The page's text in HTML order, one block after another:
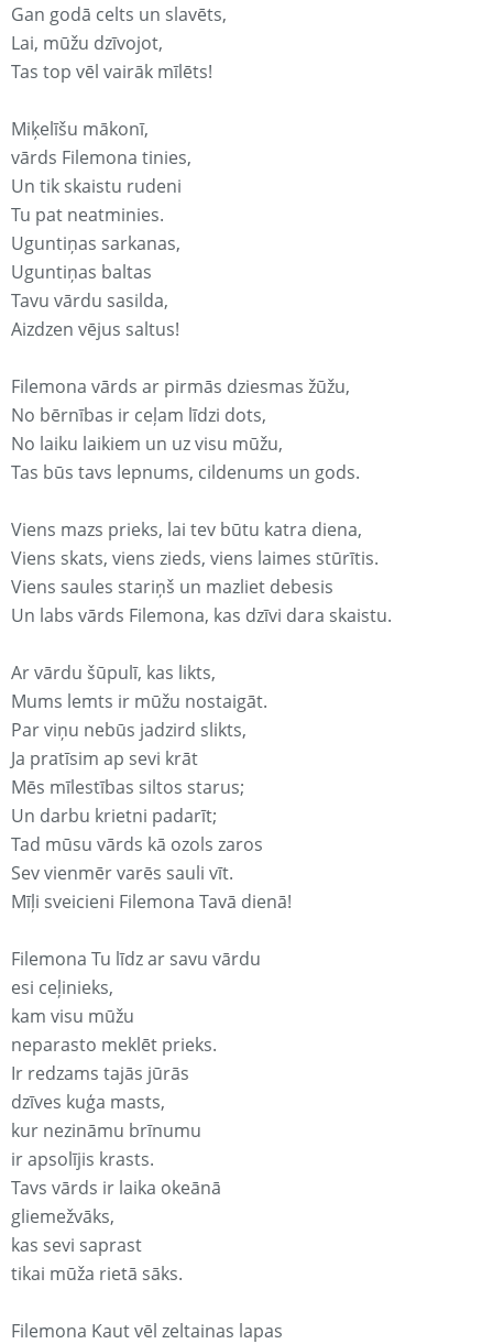
Gan godā celts un slavēts,
Lai, mūžu dzīvojot,
Tas top vēl vairāk mīlēts!
Miķelīšu mākonī,
vārds Filemona tinies,
Un tik skaistu rudeni
Tu pat neatminies.
Uguntiņas sarkanas,
Uguntiņas baltas
Tavu vārdu sasilda,
Aizdzen vējus saltus!
Filemona vārds ar pirmās dziesmas žūžu,
No bērnības ir ceļam līdzi dots,
No laiku laikiem un uz visu mūžu,
Tas būs tavs lepnums, cildenums un gods.
Viens mazs prieks, lai tev būtu katra diena,
Viens skats, viens zieds, viens laimes stūrītis.
Viens saules stariņš un mazliet debesis
Un labs vārds Filemona, kas dzīvi dara skaistu.
Ar vārdu šūpulī, kas likts,
Mums lemts ir mūžu nostaigāt.
Par viņu nebūs jadzird slikts,
Ja pratīsim ap sevi krāt
Mēs mīlestības siltos starus;
Un darbu krietni padarīt;
Tad mūsu vārds kā ozols zaros
Sev vienmēr varēs sauli vīt.
Mīļi sveicieni Filemona Tavā dienā!
Filemona Tu līdz ar savu vārdu
esi ceļinieks,
kam visu mūžu
neparasto meklēt prieks.
Ir redzams tajās jūrās
dzīves kuģa masts,
kur nezināmu brīnumu
ir apsolījis krasts.
Tavs vārds ir laika okeānā
gliemežvāks,
kas sevi saprast
tikai mūža rietā sāks.
Filemona Kaut vēl zeltainas lapas